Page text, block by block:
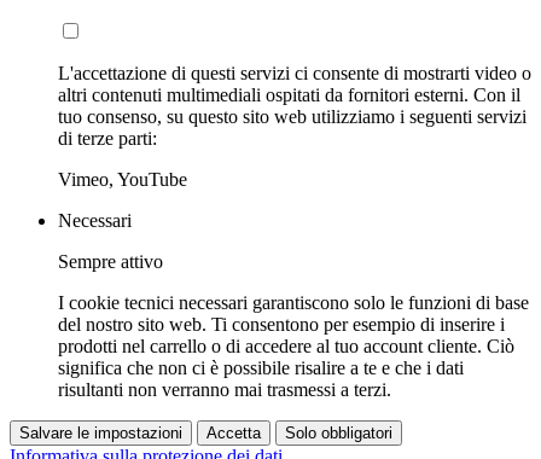
L'accettazione di questi servizi ci consente di mostrarti video o
altri contenuti multimediali ospitati da fornitori esterni. Con il
tuo consenso, su questo sito web utilizziamo i seguenti servizi
di terze parti:
Vimeo, YouTube
Necessari
Sempre attivo
I cookie tecnici necessari garantiscono solo le funzioni di base
del nostro sito web. Ti consentono per esempio di inserire i
prodotti nel carrello o di accedere al tuo account cliente. Ciò
significa che non ci è possibile risalire a te e che i dati
risultanti non verranno mai trasmessi a terzi.
Salvare le impostazioni Accetta Solo obbligatori